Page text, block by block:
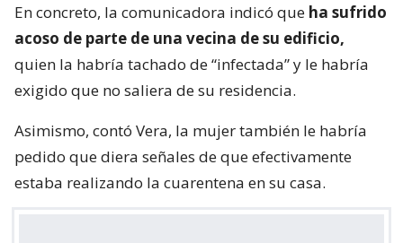
En concreto, la comunicadora indicó que ha sufrido
acoso de parte de una vecina de su edificio,
quien la habría tachado de “infectada” y le habría
exigido que no saliera de su residencia.
Asimismo, contó Vera, la mujer también le habría
pedido que diera señales de que efectivamente
estaba realizando la cuarentena en su casa.